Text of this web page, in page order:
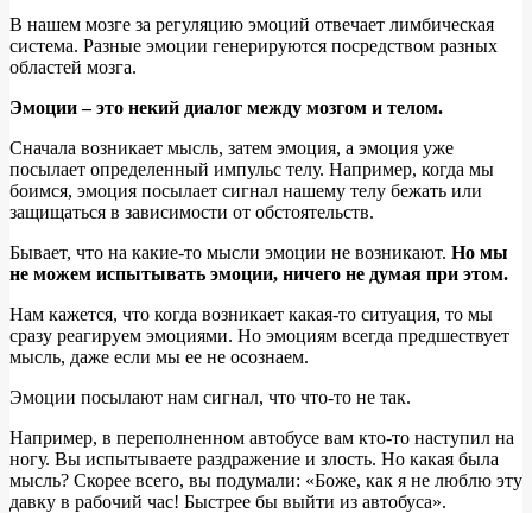
В нашем мозге за регуляцию эмоций отвечает лимбическая
система. Разные эмоции генерируются посредством разных
областей мозга.
Эмоции – это некий диалог между мозгом и телом.
Сначала возникает мысль, затем эмоция, а эмоция уже
посылает определенный импульс телу. Например, когда мы
боимся, эмоция посылает сигнал нашему телу бежать или
защищаться в зависимости от обстоятельств.
Бывает, что на какие-то мысли эмоции не возникают. Но мы
не можем испытывать эмоции, ничего не думая при этом.
Нам кажется, что когда возникает какая-то ситуация, то мы
сразу реагируем эмоциями. Но эмоциям всегда предшествует
мысль, даже если мы ее не осознаем.
Эмоции посылают нам сигнал, что что-то не так.
Например, в переполненном автобусе вам кто-то наступил на
ногу. Вы испытываете раздражение и злость. Но какая была
мысль? Скорее всего, вы подумали: «Боже, как я не люблю эту
давку в рабочий час! Быстрее бы выйти из автобуса».